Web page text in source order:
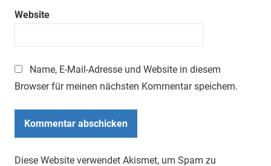
Website
Name, E-Mail-Adresse und Website in diesem
Browser für meinen nächsten Kommentar speichern.
Diese Website verwendet Akismet, um Spam zu